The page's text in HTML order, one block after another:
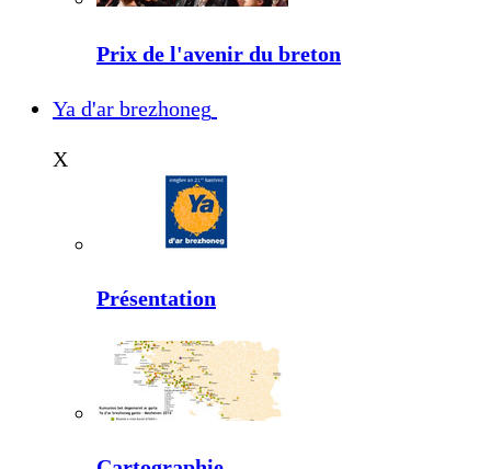
Prix de l'avenir du breton
Ya d'ar brezhoneg
X
Présentation